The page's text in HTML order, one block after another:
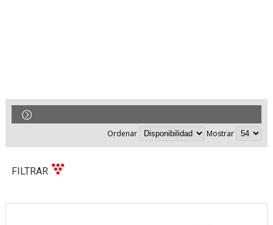
Ordenar Mostrar
FILTRAR